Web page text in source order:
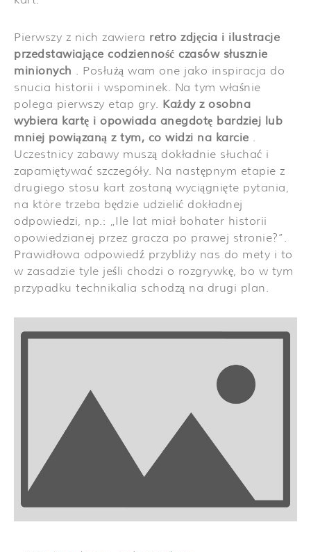
Pierwszy z nich zawiera retro zdjęcia i ilustracje
przedstawiające codzienność czasów słusznie
minionych . Posłużą wam one jako inspiracja do
snucia historii i wspominek. Na tym właśnie
polega pierwszy etap gry. Każdy z osobna
wybiera kartę i opowiada anegdotę bardziej lub
mniej powiązaną z tym, co widzi na karcie .
Uczestnicy zabawy muszą dokładnie słuchać i
zapamiętywać szczegóły. Na następnym etapie z
drugiego stosu kart zostaną wyciągnięte pytania,
na które trzeba będzie udzielić dokładnej
odpowiedzi, np.: „Ile lat miał bohater historii
opowiedzianej przez gracza po prawej stronie?”.
Prawidłowa odpowiedź przybliży nas do mety i to
w zasadzie tyle jeśli chodzi o rozgrywkę, bo w tym
przypadku technikalia schodzą na drugi plan.